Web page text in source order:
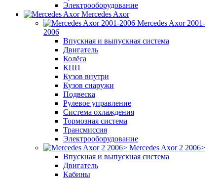
Электрооборудование
Mercedes Axor
Mercedes Axor 2001-
2006
Впускная и выпускная система
Двигатель
Колёса
КПП
Кузов внутри
Кузов снаружи
Подвеска
Рулевое управление
Система охлаждения
Тормозная система
Трансмиссия
Электрооборудование
Mercedes Axor 2 2006>
Впускная и выпускная система
Двигатель
Кабины